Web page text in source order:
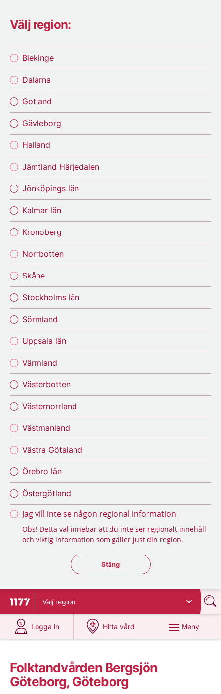
Välj region:
Blekinge
Dalarna
Gotland
Gävleborg
Halland
Jämtland Härjedalen
Jönköpings län
Kalmar län
Kronoberg
Norrbotten
Skåne
Stockholms län
Sörmland
Uppsala län
Värmland
Västerbotten
Västernorrland
Västmanland
Västra Götaland
Örebro län
Östergötland
Jag vill inte se någon regional information
Obs! Detta val innebär att du inte ser regionalt innehåll
och viktig information som gäller just din region.
Stäng regionsväljaren
Stäng
Till startsidan för 1177
Välj region
Logga in
på 1177.se
Hitta vård
på 1177.se
Meny
Folktandvården Bergsjön
Göteborg, Göteborg